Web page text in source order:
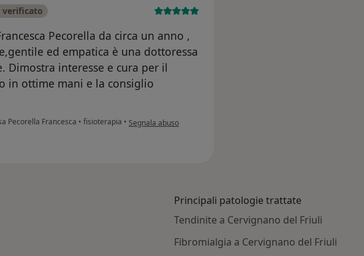
verificato
Pecorella da circa un anno ,
ed empatica è una dottoressa
Dimostra interesse e cura per il
in ottime mani e la consiglio
Pecorella Francesca • fisioterapia • secondo l'opinione dell'utente Valentina L.
Segnala abuso
Principali patologie trattate
Tendinite a Cervignano del Friuli
Fibromialgia a Cervignano del Friuli